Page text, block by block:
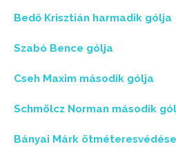
Bedő Krisztián harmadik gólja
Szabó Bence gólja
Cseh Maxim második gólja
Schmölcz Norman második
Bányai Márk ötméteresvédése